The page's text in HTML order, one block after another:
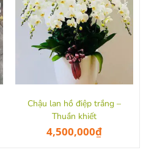
Chậu lan hồ điệp trắng –
Thuần khiết
4,500,000₫